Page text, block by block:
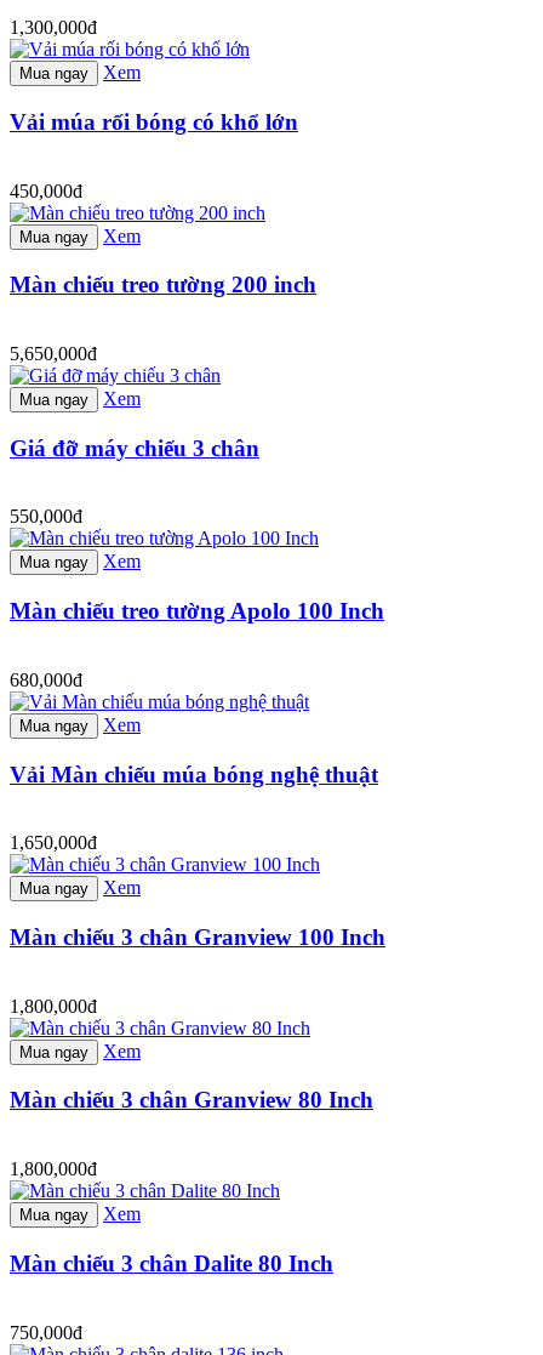
1,300,000đ
Mua ngay Xem
Vải múa rối bóng có khổ lớn
450,000đ
Mua ngay Xem
Màn chiếu treo tường 200 inch
5,650,000đ
Mua ngay Xem
Giá đỡ máy chiếu 3 chân
550,000đ
Mua ngay Xem
Màn chiếu treo tường Apolo 100 Inch
680,000đ
Mua ngay Xem
Vải Màn chiếu múa bóng nghệ thuật
1,650,000đ
Mua ngay Xem
Màn chiếu 3 chân Granview 100 Inch
1,800,000đ
Mua ngay Xem
Màn chiếu 3 chân Granview 80 Inch
1,800,000đ
Mua ngay Xem
Màn chiếu 3 chân Dalite 80 Inch
750,000đ